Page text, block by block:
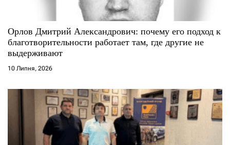
Орлов Дмитрий Александрович: почему его подход к
благотворительности работает там, где другие не
выдерживают
10 Липня, 2026